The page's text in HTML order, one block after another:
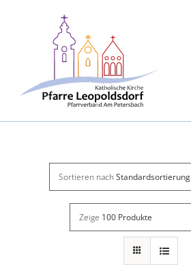
Sortieren nach Standardsortierung
Zeige 100 Produkte